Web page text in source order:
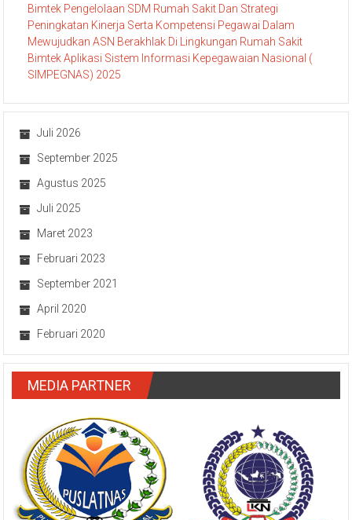
Bimtek Pengelolaan SDM Rumah Sakit Dan Strategi
Peningkatan Kinerja Serta Kompetensi Pegawai Dalam
Mewujudkan ASN Berakhlak Di Lingkungan Rumah Sakit
Bimtek Aplikasi Sistem Informasi Kepegawaian Nasional (
SIMPEGNAS) 2025
Juli 2026
September 2025
Agustus 2025
Juli 2025
Maret 2023
Februari 2023
September 2021
April 2020
Februari 2020
MEDIA PARTNER